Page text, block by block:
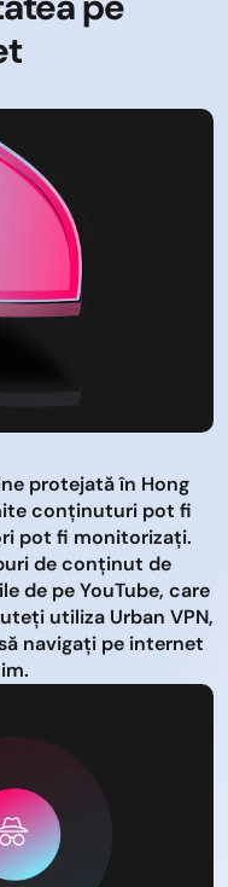
protejată în Hong
conținuturi pot fi
pot fi monitorizați.
de conținut de
de pe YouTube, care
utiliza Urban VPN,
navigați pe internet